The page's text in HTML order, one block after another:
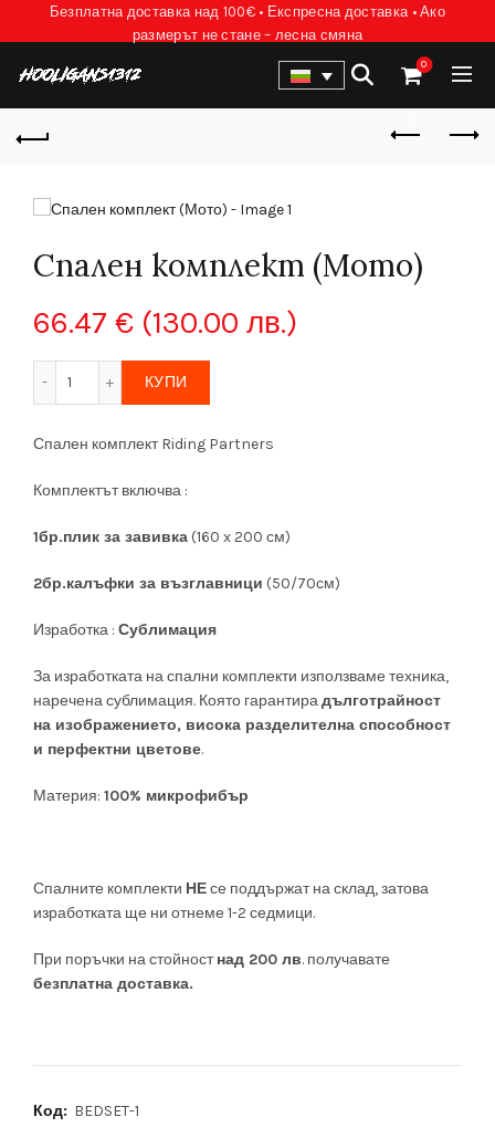
Безплатна доставка над 100€ • Експресна доставка • Ако
размерът не стане – лесна смяна
0
Спален комплект (Мото)
66.47 € (130.00 лв.)
КУПИ
Спален комплект Riding Partners
Комплектът включва :
1бр.плик за завивка (160 x 200 см)
2бр.калъфки за възглавници (50/70см)
Изработка : Сублимация
За изработката на спални комплекти използваме техника,
наречена сублимация. Която гарантирадълготрайност
на изображението, висока разделителна способност
и перфектни цветове.
Материя: 100% микрофибър
Спалните комплекти НЕсе поддържат на склад, затова
изработката ще ни отнеме 1-2 седмици.
При поръчки на стойностнад 200 лв. получавате
безплатна доставка.
Код: BEDSET-1